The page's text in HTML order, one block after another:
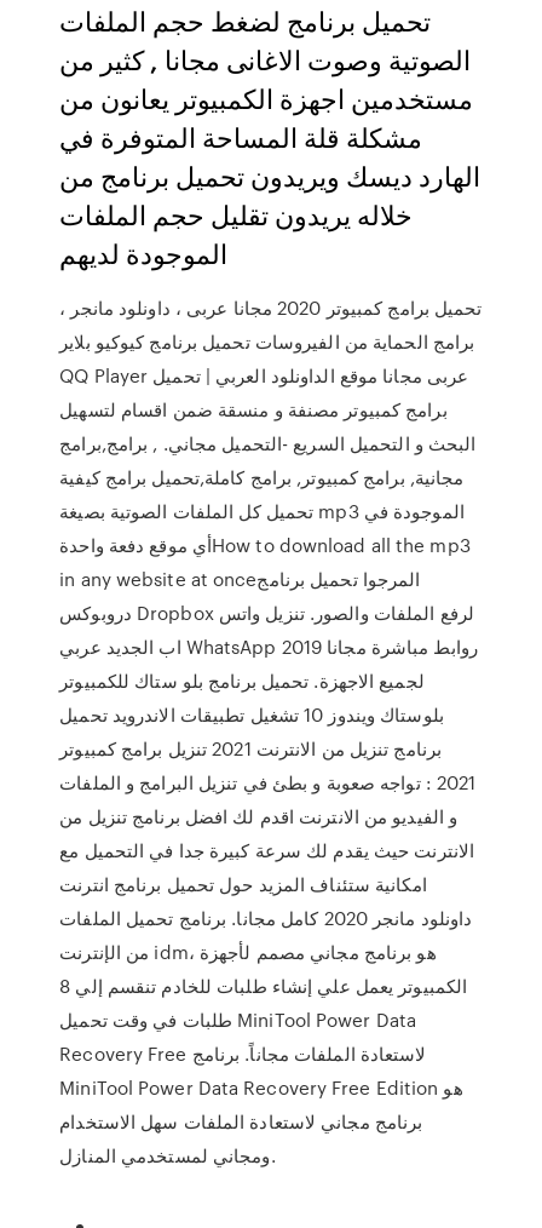
تحميل برنامج لضغط حجم الملفات
الصوتية وصوت الاغانى مجانا , كثير من
مستخدمين اجهزة الكمبيوتر يعانون من
مشكلة قلة المساحة المتوفرة في
الهارد ديسك ويريدون تحميل برنامج من
خلاله يريدون تقليل حجم الملفات
الموجودة لديهم
تحميل برامج كمبيوتر 2020 مجانا عربى ، داونلود مانجر ،
برامج الحماية من الفيروسات تحميل برنامج كيوكيو بلاير
QQ Player عربى مجانا موقع الداونلود العربي | تحميل
برامج كمبيوتر مصنفة و منسقة ضمن اقسام لتسهيل
البحث و التحميل السريع -التحميل مجاني. , برامج,برامج
مجانية, برامج كمبيوتر, برامج كاملة,تحميل برامج كيفية
تحميل كل الملفات الصوتية بصيغة mp3 الموجودة في
أي موقع دفعة واحدةHow to download all the mp3
in any website at onceالمرجوا تحميل برنامج
دروبوكس Dropbox لرفع الملفات والصور. تنزيل واتس
اب الجديد عربي WhatsApp 2019 روابط مباشرة مجانا
لجميع الاجهزة. تحميل برنامج بلو ستاك للكمبيوتر
بلوستاك ويندوز 10 تشغيل تطبيقات الاندرويد تحميل
برنامج تنزيل من الانترنت 2021 تنزيل برامج كمبيوتر
2021 : تواجه صعوبة و بطئ في تنزيل البرامج و الملفات
و الفيديو من الانترنت اقدم لك افضل برنامج تنزيل من
الانترنت حيث يقدم لك سرعة كبيرة جدا في التحميل مع
امكانية ستئناف المزيد حول تحميل برنامج انترنت
داونلود مانجر 2020 كامل مجانا. برنامج تحميل الملفات
من الإنترنت idm، هو برنامج مجاني مصمم لأجهزة
الكمبيوتر يعمل علي إنشاء طلبات للخادم تنقسم إلي 8
طلبات في وقت تحميل MiniTool Power Data
Recovery Free لاستعادة الملفات مجاناً. برنامج
MiniTool Power Data Recovery Free Edition هو
برنامج مجاني لاستعادة الملفات سهل الاستخدام
ومجاني لمستخدمي المنازل.